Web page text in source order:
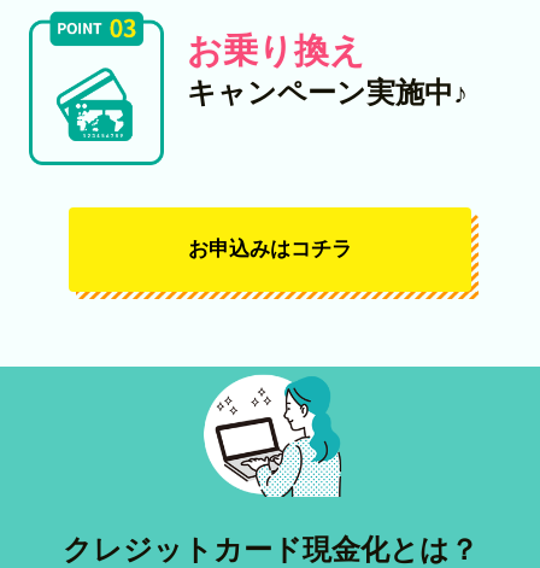
お乗り換え
キャンペーン実施中♪
お申込みはコチラ
クレジットカード現金化とは？